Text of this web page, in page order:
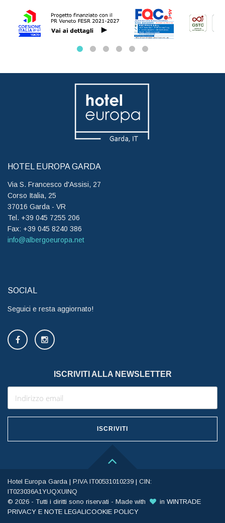
HOTEL EUROPA GARDA
Via S. Francesco d'Assisi, 27
Corso Italia, 25
37016 Garda - VR
Tel. +39 045 7255 206
Fax: +39 045 8240 386
info@albergoeuropa.net
SOCIAL
Seguici e resta aggiornato!
ISCRIVITI ALLA NEWSLETTER
Hotel Europa Garda | P.IVA IT00531010239 | CIN:
IT023036A1YUQXUINQ
© 2026 - Tutti i diritti sono riservati - Made with
in WINTRADE
PRIVACY E NOTE LEGALICOOKIE POLICY